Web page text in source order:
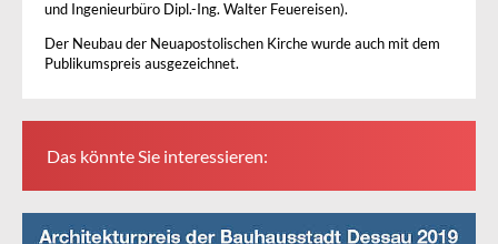
und Ingenieurbüro Dipl.-Ing. Walter Feuereisen).
Der Neubau der Neuapostolischen Kirche wurde auch mit dem
Publikumspreis ausgezeichnet.
Das könnte Sie interessieren: